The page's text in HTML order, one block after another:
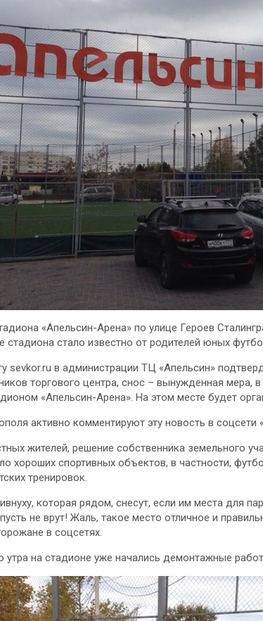
«Апельсин-Арена» по улице Героев
стадиона стало известно от родителей юных
sevkor.ru в администрации ТЦ «Апельсин»
торгового центра, снос – вынужденная мера,
«Апельсин-Арена». На этом месте будет
активно комментируют эту новость в соцсети
жителей, решение собственника земельного
хороших спортивных объектов, в частности,
тренировок.
которая рядом, снесут, если им места для
не врут! Жаль, такое место отличное и
в соцсетях.
утра на стадионе уже начались демонтажные